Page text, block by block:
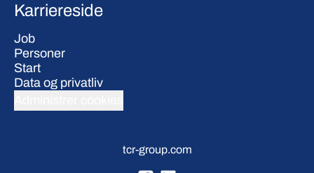
Karriereside
Job
Personer
Start
Data og privatliv
tcr-group.com